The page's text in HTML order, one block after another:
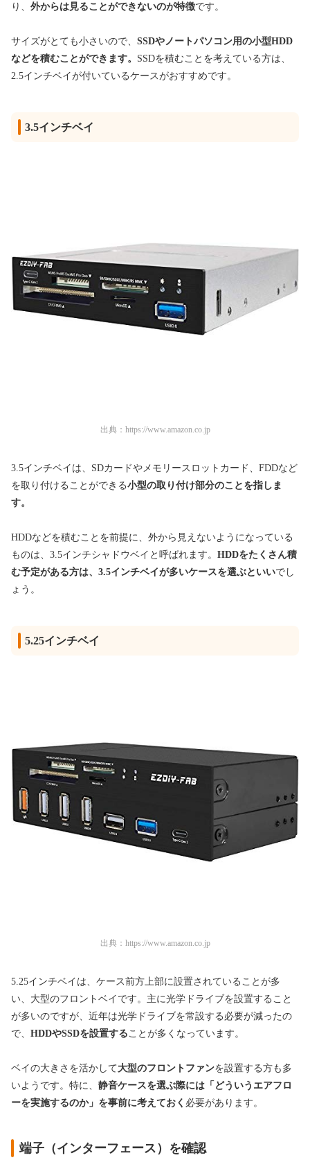
り、 外からは見ることができないのが特徴です。
サイズがとても小さいので、 SSDやノートパソコン用の小型HDD
などを積むことができます。 SSDを積むことを考えている方は、
2.5インチベイが付いているケースがおすすめです。
3.5インチベイ
出典： https://www.amazon.co.jp
3.5インチベイは、SDカードやメモリースロットカード、FDDなど
を取り付けることができる小型の取り付け部分のことを指しま
す。
HDDなどを積むことを前提に、外から見えないようになっている
ものは、3.5インチシャドウベイと呼ばれます。 HDDをたくさん積
む予定がある方は、3.5インチベイが多いケースを選ぶといいでし
ょう。
5.25インチベイ
出典： https://www.amazon.co.jp
5.25インチベイは、ケース前方上部に設置されていることが多
い、大型のフロントベイです。 主に光学ドライブを設置すること
が多いのですが、近年は光学ドライブを常設する必要が減ったの
で、 HDDやSSDを設置することが多くなっています。
ベイの大きさを活かして大型のフロントファンを設置する方も多
いようです。特に、 静音ケースを選ぶ際には「どういうエアフロ
ーを実施するのか」を事前に考えておく 必要があります。
端子（インターフェース）を確認